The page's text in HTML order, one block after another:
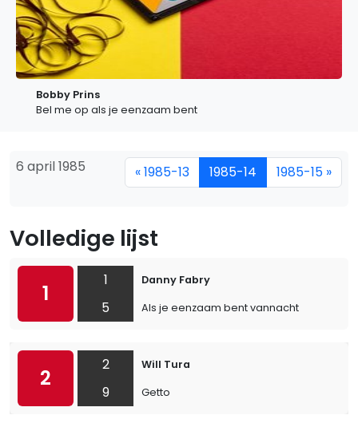
Bobby Prins
Bel me op als je eenzaam bent
6 april 1985 « 1985-13 1985-14 1985-15 »
Volledige lijst
1
1
5
Danny Fabry
Als je eenzaam bent vannacht
2
2
9
Will Tura
Getto